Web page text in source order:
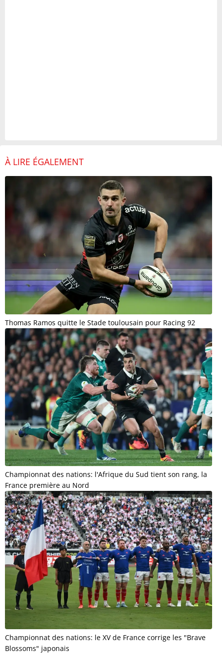
À LIRE ÉGALEMENT
Thomas Ramos quitte le Stade toulousain pour Racing 92
Championnat des nations: l'Afrique du Sud tient son rang, la
France première au Nord
Championnat des nations: le XV de France corrige les "Brave
Blossoms" japonais